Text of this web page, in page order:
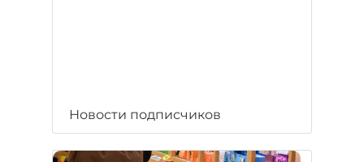
Новости подписчиков